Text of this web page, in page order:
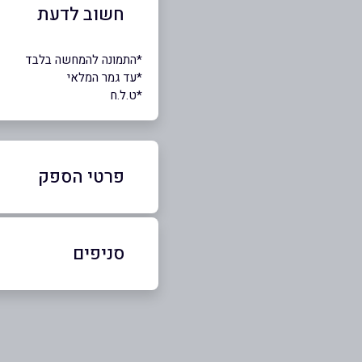
חשוב לדעת
*התמונה להמחשה בלבד
*עד גמר המלאי
*ט.ל.ח
פרטי הספק
04-6382299
|
3020804
סניפים